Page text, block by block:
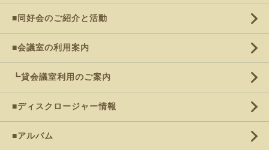
■同好会のご紹介と活動
■会議室の利用案内
┗貸会議室利用のご案内
■ディスクロージャー情報
■アルバム